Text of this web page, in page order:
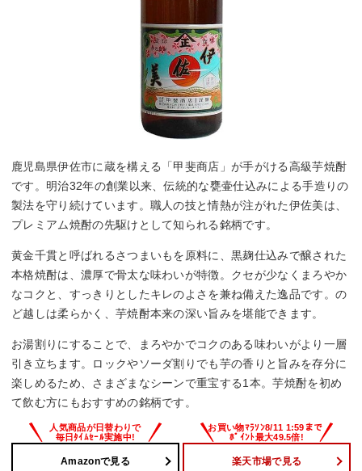
鹿児島県伊佐市に蔵を構える「甲斐商店」が手がける高級芋焼酎
です。明治32年の創業以来、伝統的な甕壷仕込みによる手造りの
製法を守り続けています。職人の技と情熱が注がれた伊佐美は、
プレミアム焼酎の先駆けとして知られる銘柄です。
黄金千貫と呼ばれるさつまいもを原料に、黒麹仕込みで醸された
本格焼酎は、濃厚で骨太な味わいが特徴。クセが少なくまろやか
なコクと、すっきりとしたキレのよさを兼ね備えた逸品です。の
ど越しは柔らかく、芋焼酎本来の深い旨みを堪能できます。
お湯割りにすることで、まろやかでコクのある味わいがより一層
引き立ちます。ロックやソーダ割りでも芋の香りと旨みを存分に
楽しめるため、さまざまなシーンで重宝する1本。芋焼酎を初め
て飲む方にもおすすめの銘柄です。
Amazonで見る 楽天市場で見る